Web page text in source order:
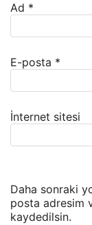
Ad *
E-posta *
İnternet sitesi
Daha sonraki
posta adresim
kaydedilsin.